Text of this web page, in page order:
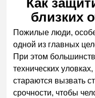
Как
близких
Пожилые люди,
одной из главных
При этом
технических
стараются вызвать
срочности, чтобы